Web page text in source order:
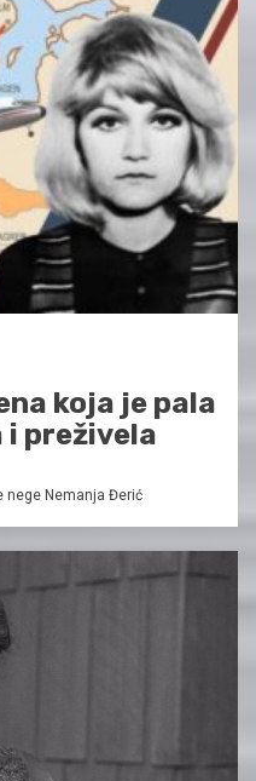
koja je pala
i preživela
nege Nemanja Đerić